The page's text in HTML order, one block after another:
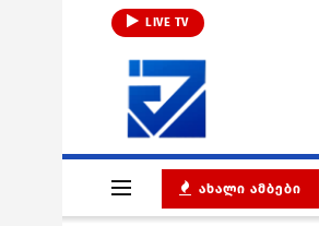
LIVE TV
ᲐᲮᲐᲚᲘ ᲐᲛᲑᲔᲑᲘ